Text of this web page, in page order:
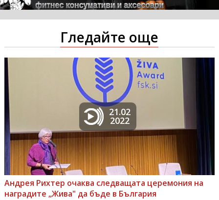
Гледайте още
21.02
2022
Андрея Рихтер очаква следващата церемония на
наградите „Жива" да бъде в България